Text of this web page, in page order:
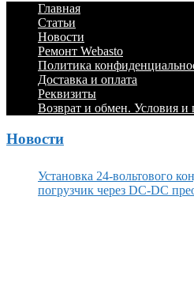
Footer
Menu
Перейти
содержимому
Главная
Статьи
Новости
Ремонт Webasto
Политика
Доставка и оплата
Реквизиты
Возврат и обмен. Условия и
Новости
Установка 24-вольтового
погрузчик через DC-DC